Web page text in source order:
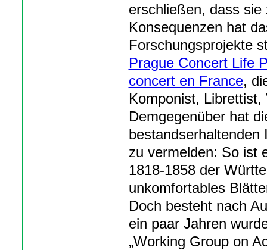
erschließen, dass sie
Konsequenzen hat
Forschungsprojekte
Prague Concert Life
concert en France,
Komponist,
Demgegenüber hat
bestandserhaltenden
zu vermelden: So ist
1818-1858 der
unkomfortables
Doch besteht nach
ein paar Jahren
„Working Group on